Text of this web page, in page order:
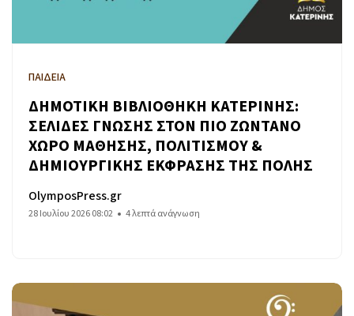
ΠΑΙΔΕΙΑ
ΔΗΜΟΤΙΚΗ ΒΙΒΛΙΟΘΗΚΗ ΚΑΤΕΡΙΝΗΣ:
ΣΕΛΙΔΕΣ ΓΝΩΣΗΣ ΣΤΟΝ ΠΙΟ ΖΩΝΤΑΝΟ
ΧΩΡΟ ΜΑΘΗΣΗΣ, ΠΟΛΙΤΙΣΜΟΥ &
ΔΗΜΙΟΥΡΓΙΚΗΣ ΕΚΦΡΑΣΗΣ ΤΗΣ ΠΟΛΗΣ
OlymposPress.gr
28 Ιουλίου 2026 08:02 4 λεπτά ανάγνωση